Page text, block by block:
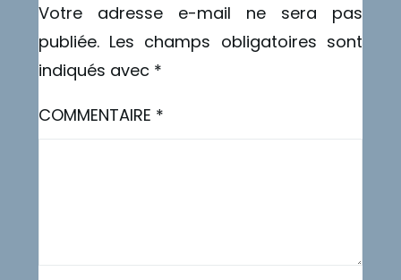
Votre adresse e-mail ne sera pas
publiée. Les champs obligatoires sont
indiqués avec *
COMMENTAIRE *